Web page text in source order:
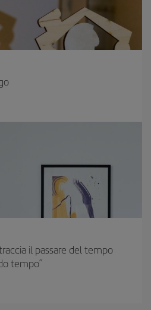
il passare del tempo
tempo”